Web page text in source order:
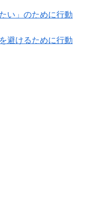
い」のために行動
避けるために行動